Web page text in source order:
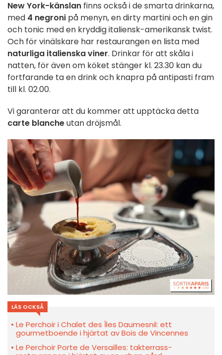
New York-känslan finns också i de smarta drinkarna,
med 4 negroni på menyn, en dirty martini och en gin
och tonic med en kryddig italiensk-amerikansk twist.
Och för vinälskare har restaurangen en lista med
naturliga italienska viner. Drinkar för att skåla i
natten, för även om köket stänger kl. 23.30 kan du
fortfarande ta en drink och knapra på antipasti fram
till kl. 02.00.
Vi garanterar att du kommer att upptäcka detta
carte blancheutan dröjsmål.
LÄS OCKSÅ
Le Perchoir i Chalet des Îles Daumesnil: ett
gourmetboende i hjärtat av Bois de Vincennes
Le Perchoir Porte de Versailles: takterrass-